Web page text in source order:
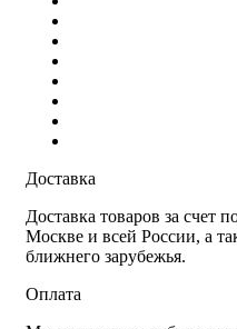
Доставка
Доставка товаров за счет
Москве и всей России, а
ближнего зарубежья.
Оплата